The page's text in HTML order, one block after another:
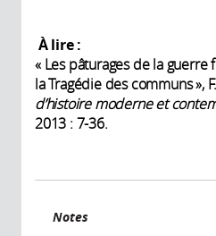
À lire :
« Les pâturages de la
la Tragédie des communs »,
d’histoire moderne et
2013 : 7-36.
Notes